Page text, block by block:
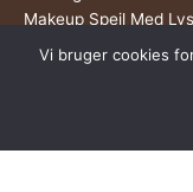
Makeup Spejl Med Lys
Marmor Spisebord
Rullebord Med Skuffer
Vi bruger cookies